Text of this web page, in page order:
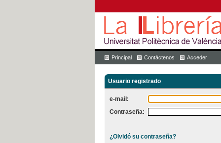
Principal Contáctenos Acceder
Usuario registrado
e-mail:
Contraseña:
¿Olvidó su contraseña?